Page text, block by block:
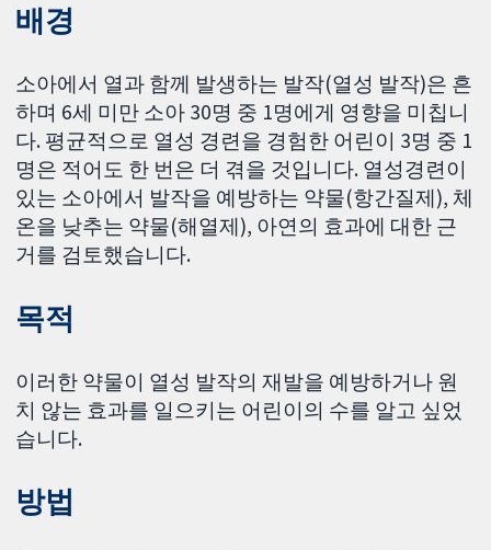
배경
소아에서 열과 함께 발생하는 발작(열성 발작)은 흔
하며 6세 미만 소아 30명 중 1명에게 영향을 미칩니
다. 평균적으로 열성 경련을 경험한 어린이 3명 중 1
명은 적어도 한 번은 더 겪을 것입니다. 열성경련이
있는 소아에서 발작을 예방하는 약물(항간질제), 체
온을 낮추는 약물(해열제), 아연의 효과에 대한 근
거를 검토했습니다.
목적
이러한 약물이 열성 발작의 재발을 예방하거나 원
치 않는 효과를 일으키는 어린이의 수를 알고 싶었
습니다.
방법